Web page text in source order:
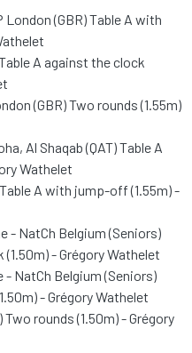
London (GBR) Table A with
A against the clock
(GBR) Two rounds (1.55m)
Al Shaqab (QAT) Table A
Wathelet
A with jump-off (1.55m) -
- NatCh Belgium (Seniors)
- Grégory Wathelet
- NatCh Belgium (Seniors)
- Grégory Wathelet
Two rounds (1.50m) - Grégory